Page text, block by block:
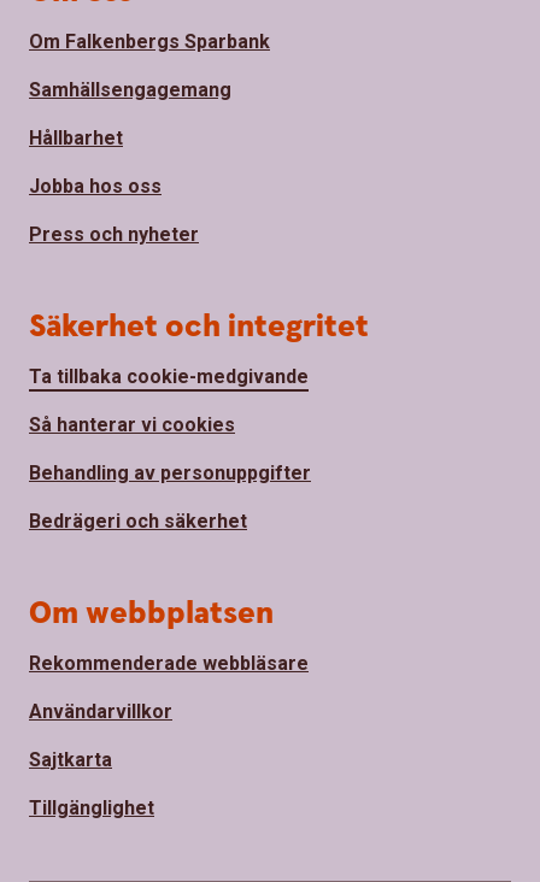
Om Falkenbergs Sparbank
Samhällsengagemang
Hållbarhet
Jobba hos oss
Press och nyheter
Säkerhet och integritet
Ta tillbaka cookie-medgivande
Så hanterar vi cookies
Behandling av personuppgifter
Bedrägeri och säkerhet
Om webbplatsen
Rekommenderade webbläsare
Användarvillkor
Sajtkarta
Tillgänglighet